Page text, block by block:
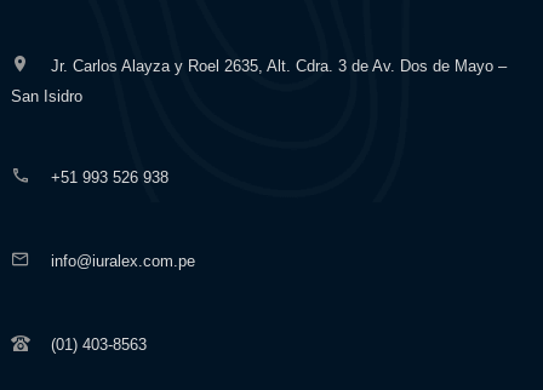
Jr. Carlos Alayza y Roel 2635, Alt. Cdra. 3 de Av. Dos de Mayo –
San Isidro
+51 993 526 938
info@iuralex.com.pe
(01) 403-8563